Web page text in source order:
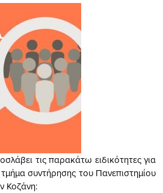
τις παρακάτω ειδικότητες για
συντήρησης του Πανεπιστημίου
Κοζάνη: